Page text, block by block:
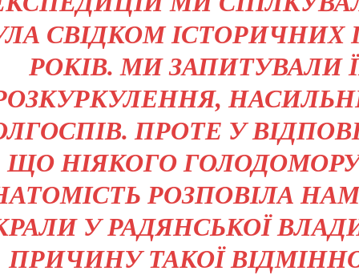
СВІДКОМ ІСТОРИЧНИХ
РОКІВ. МИ ЗАПИТУВАЛИ
ПРОТЕ У
ЩО НІЯКОГО
РОЗПОВІЛА
У РАДЯНСЬКОЇ
ПРИЧИНУ ТАКОЇ